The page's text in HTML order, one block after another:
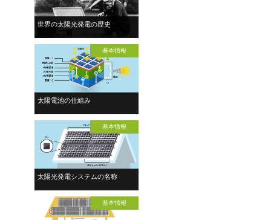
世界の太陽光発電の歴史
基本情報
太陽電池の仕組み
基本情報
太陽光発電システムの名称
基本情報